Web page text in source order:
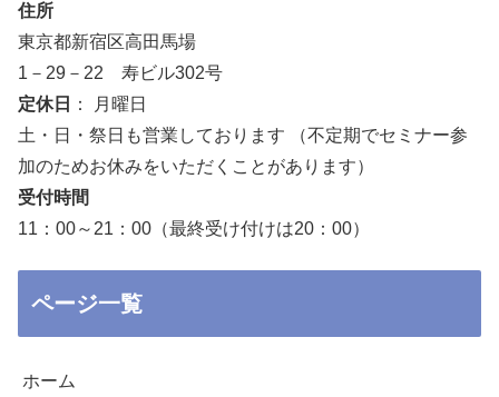
住所
東京都新宿区高田馬場
1－29－22 寿ビル302号
定休日
： 月曜日
土・日・祭日も営業しております （不定期でセミナー参
加のためお休みをいただくことがあります）
受付時間
11：00～21：00（最終受け付けは20：00）
ページ一覧
ホーム